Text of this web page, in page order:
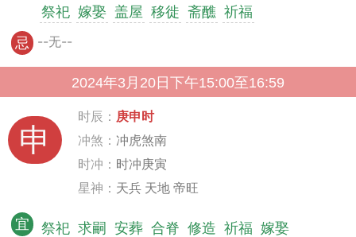
祭祀 嫁娶 盖屋 移徙 斋醮 祈福
忌 --无--
2024年3月20日下午15:00至16:59
申
时辰： 庚申时
冲煞： 冲虎煞南
时冲： 时冲庚寅
星神： 天兵 天地 帝旺
宜 祭祀 求嗣 安葬 合脊 修造 祈福 嫁娶